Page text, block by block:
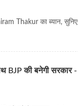
Thakur का ब्यान, सुनिए
BJP की बनेगी सरकार -